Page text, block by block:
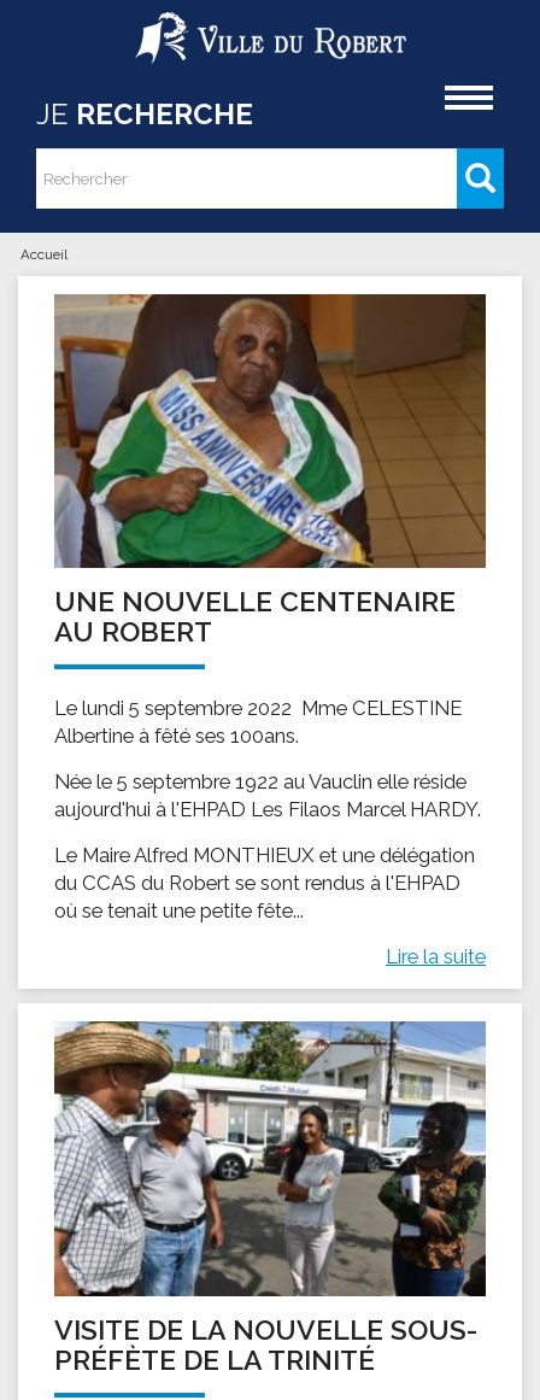
Aller au contenu principal
JE RECHERCHE
Formulaire de recherche
Rechercher
Vous êtes ici
Accueil
UNE NOUVELLE CENTENAIRE
AU ROBERT
Le lundi 5 septembre 2022 Mme CELESTINE
Albertine à fêté ses 100ans.
Née le 5 septembre 1922 au Vauclin elle réside
aujourd'hui à l'EHPAD Les Filaos Marcel HARDY.
Le Maire Alfred MONTHIEUX et une délégation
du CCAS du Robert se sont rendus à l'EHPAD
où se tenait une petite fête...
Lire la suite
VISITE DE LA NOUVELLE SOUS-
PRÉFÈTE DE LA TRINITÉ